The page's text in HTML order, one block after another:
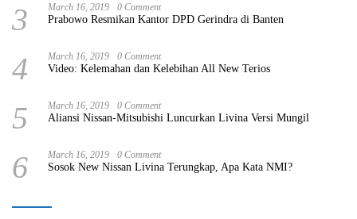
3 March 16, 2019 0 Comment
Prabowo Resmikan Kantor DPD Gerindra di Banten
4 March 16, 2019 0 Comment
Video: Kelemahan dan Kelebihan All New Terios
5 March 16, 2019 0 Comment
Aliansi Nissan-Mitsubishi Luncurkan Livina Versi Mungil
6 March 16, 2019 0 Comment
Sosok New Nissan Livina Terungkap, Apa Kata NMI?